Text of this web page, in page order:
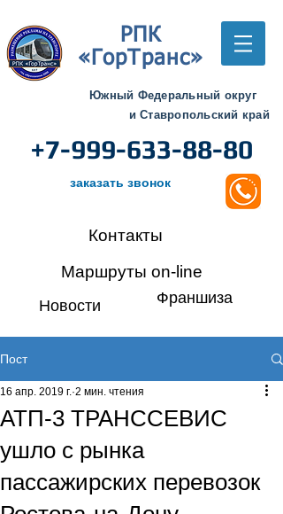
РПК
«ГорТранс»
Южный Федеральный округ
и Ставропольский край
+7-999-633-88-80
заказать звонок
Контакты
Маршруты on-line
Новости Франшиза
Пост
АТП-3 ТРАНССЕВИС
ушло с рынка
пассажирских перевозок
16 апр. 2019 г. 2 мин. чтения